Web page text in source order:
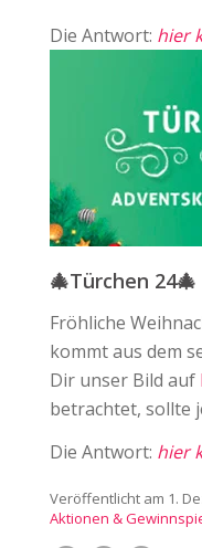
Die Antwort: hier
🎄Türchen 24🎄
Fröhliche
kommt aus dem
Dir unser Bild auf
betrachtet, sollte
Die Antwort: hier
Veröffentlicht am 1.
Aktionen &